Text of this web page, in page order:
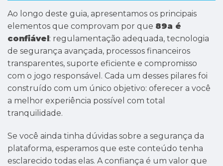
Ao longo deste guia, apresentamos os principais
elementos que comprovam por que 89a é
confiável: regulamentação adequada, tecnologia
de segurança avançada, processos financeiros
transparentes, suporte eficiente e compromisso
com o jogo responsável. Cada um desses pilares foi
construído com um único objetivo: oferecer a você
a melhor experiência possível com total
tranquilidade.
Se você ainda tinha dúvidas sobre a segurança da
plataforma, esperamos que este conteúdo tenha
esclarecido todas elas. A confiança é um valor que